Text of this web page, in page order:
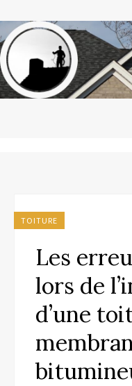
TOITURE
Les
lors de
d’une